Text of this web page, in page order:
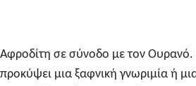
Αφροδίτη σε σύνοδο με τον
προκύψει μια ξαφνική γνωριμία ή